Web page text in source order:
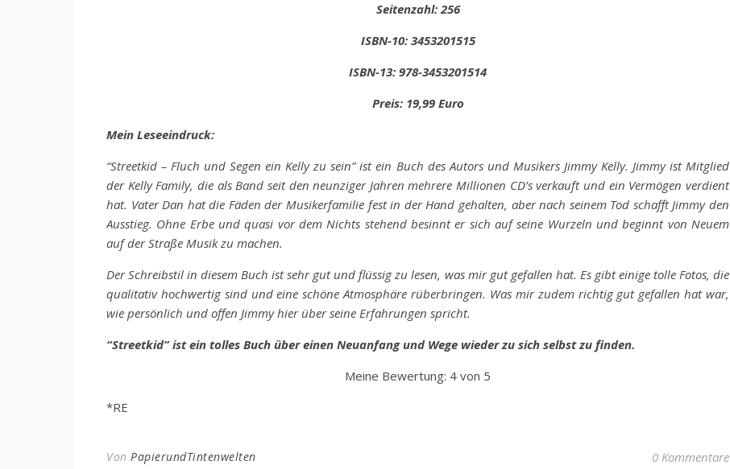
Seitenzahl: 256
ISBN-10: 3453201515
ISBN-13: 978-3453201514
Preis: 19,99 Euro
Mein Leseeindruck:
“Streetkid – Fluch und Segen ein Kelly zu sein” ist ein Buch des Autors und Musikers Jimmy Kelly. Jimmy ist Mitglied
der Kelly Family, die als Band seit den neunziger Jahren mehrere Millionen CD’s verkauft und ein Vermögen verdient
hat. Vater Dan hat die Fäden der Musikerfamilie fest in der Hand gehalten, aber nach seinem Tod schafft Jimmy den
Ausstieg. Ohne Erbe und quasi vor dem Nichts stehend besinnt er sich auf seine Wurzeln und beginnt von Neuem
auf der Straße Musik zu machen.
Der Schreibstil in diesem Buch ist sehr gut und flüssig zu lesen, was mir gut gefallen hat. Es gibt einige tolle Fotos, die
qualitativ hochwertig sind und eine schöne Atmosphäre rüberbringen. Was mir zudem richtig gut gefallen hat war,
wie persönlich und offen Jimmy hier über seine Erfahrungen spricht.
“Streetkid” ist ein tolles Buch über einen Neuanfang und Wege wieder zu sich selbst zu finden.
Meine Bewertung: 4 von 5
*RE
Von PapierundTintenwelten 0 Kommentare